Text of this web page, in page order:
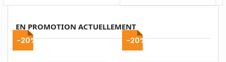
EN PROMOTION ACTUELLEMENT
-20%
-20%